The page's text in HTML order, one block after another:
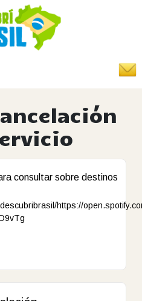
consultar sobre destinos
https://